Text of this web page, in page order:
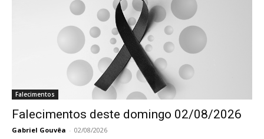
Falecimentos
Falecimentos deste domingo 02/08/2026
Gabriel Gouvêa - 02/08/2026